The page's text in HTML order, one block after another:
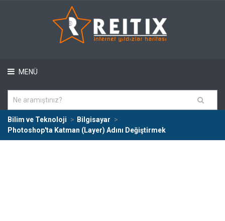
MENÜ
Bilim ve Teknoloji
Bilgisayar
Photoshop'ta Katman (Layer) Adını Değiştirmek